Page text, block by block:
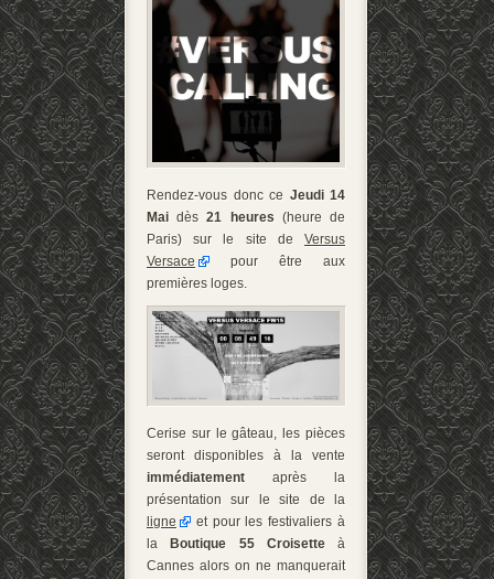
Rendez-vous donc ce Jeudi 14
Mai dès21 heures(heure de
Paris) sur le site de Versus
Versace
pour être aux
premières loges.
Cerise sur le gâteau, les pièces
seront disponibles à la vente
immédiatement après la
présentation sur le site de la
ligne
et pour les festivaliers à
la
Boutique 55 Croisetteà
Cannes alors on ne manquerait